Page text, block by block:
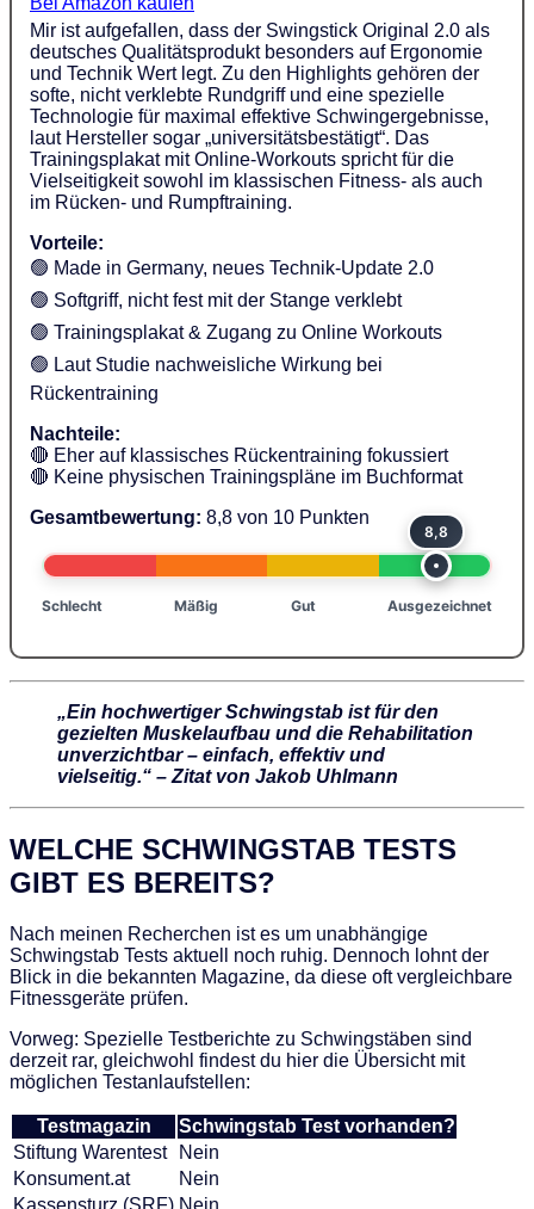
Mir ist aufgefallen, dass der Swingstick Original 2.0 als
deutsches Qualitätsprodukt besonders auf Ergonomie
und Technik Wert legt. Zu den Highlights gehören der
softe, nicht verklebte Rundgriff und eine spezielle
Technologie für maximal effektive Schwingergebnisse,
laut Hersteller sogar „universitätsbestätigt“. Das
Trainingsplakat mit Online-Workouts spricht für die
Vielseitigkeit sowohl im klassischen Fitness- als auch
im Rücken- und Rumpftraining.
Vorteile:
🟢 Made in Germany, neues Technik-Update 2.0
🟢 Softgriff, nicht fest mit der Stange verklebt
🟢 Trainingsplakat & Zugang zu Online Workouts
🟢 Laut Studie nachweisliche Wirkung bei
Rückentraining
Nachteile:
🔴 Eher auf klassisches Rückentraining fokussiert
🔴 Keine physischen Trainingspläne im Buchformat
Gesamtbewertung: 8,8 von 10 Punkten
8,8
Schlecht Mäßig Gut Ausgezeichnet
„Ein hochwertiger Schwingstab ist für den
gezielten Muskelaufbau und die Rehabilitation
unverzichtbar – einfach, effektiv und
vielseitig.“ – Zitat von Jakob Uhlmann
WELCHE SCHWINGSTAB TESTS
GIBT ES BEREITS?
Nach meinen Recherchen ist es um unabhängige
Schwingstab Tests aktuell noch ruhig. Dennoch lohnt der
Blick in die bekannten Magazine, da diese oft vergleichbare
Fitnessgeräte prüfen.
Vorweg: Spezielle Testberichte zu Schwingstäben sind
derzeit rar, gleichwohl findest du hier die Übersicht mit
möglichen Testanlaufstellen:
Testmagazin
Schwingstab Test vorhanden?
Stiftung Warentest
Nein
Konsument.at
Nein
Kassensturz (SRF) Nein